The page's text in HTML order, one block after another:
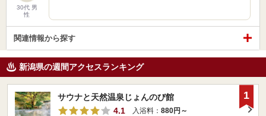
30代 男
性
関連情報から探す
新潟県の週間アクセスランキング
サウナと天然温泉じょんのび館
4.1
入浴料： 880円～
1